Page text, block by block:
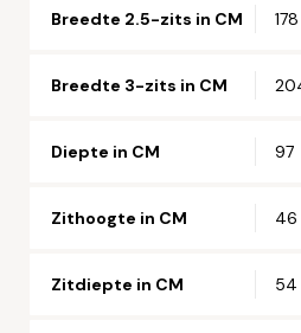
Breedte 2.5-zits in CM 178
Breedte 3-zits in CM
Diepte in CM 97
Zithoogte in CM 46
Zitdiepte in CM 54